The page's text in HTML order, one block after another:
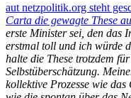
aut netzpolitik.org steht
Carta die gewagte These
erste Minister sei, den das
erstmal toll und ich würde
halte die These trotzdem
Selbstüberschätzung.
kollektive Prozesse wie